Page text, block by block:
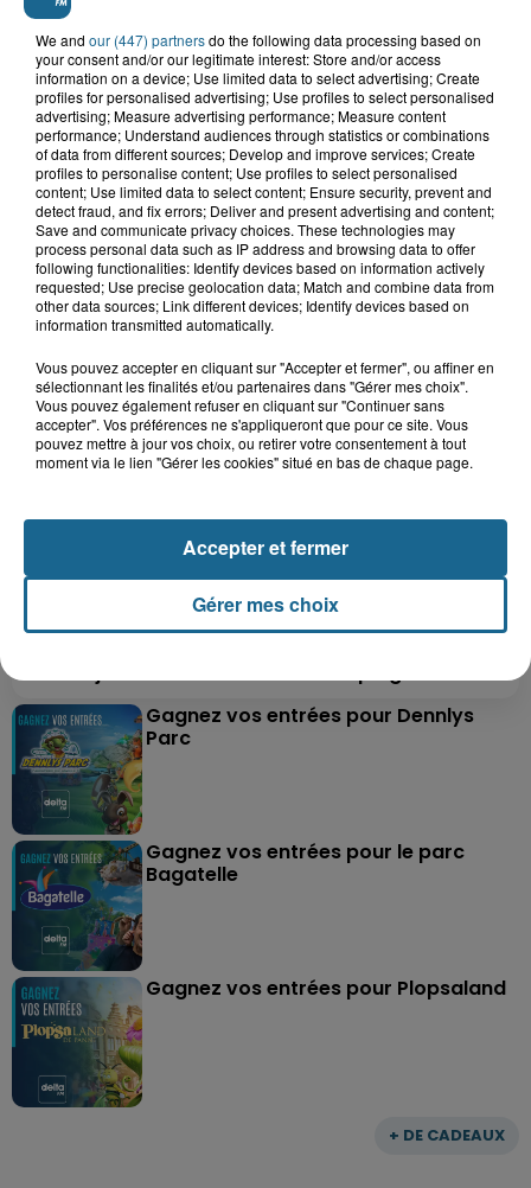
9 août 2026
Athlétisme, Boulogne-sur-Mer :
Jimmy Gressier visera le doublé 5...
A GAGNER
+ DE CADEAUX
Gagnez vos entrées pour Dennlys
Parc
Gagnez vos entrées pour le parc
Bagatelle
Gagnez vos entrées pour Plopsaland
We and our (447) partnersdo the following data processing based on
your consent and/or our legitimate interest: Store and/or access
information on a device; Use limited data to select advertising; Create
profiles for personalised advertising; Use profiles to select personalised
advertising; Measure advertising performance; Measure content
performance; Understand audiences through statistics or combinations
of data from different sources; Develop and improve services; Create
profiles to personalise content; Use profiles to select personalised
content; Use limited data to select content; Ensure security, prevent and
detect fraud, and fix errors; Deliver and present advertising and content;
Save and communicate privacy choices. These technologies may
process personal data such as IP address and browsing data to offer
following functionalities: Identify devices based on information actively
requested; Use precise geolocation data; Match and combine data from
other data sources; Link different devices; Identify devices based on
information transmitted automatically.
Vous pouvez accepter en cliquant sur "Accepter et fermer", ou affiner en
sélectionnant les finalités et/ou partenaires dans "Gérer mes choix".
Vous pouvez également refuser en cliquant sur "Continuer sans
accepter". Vos préférences ne s'appliqueront que pour ce site. Vous
pouvez mettre à jour vos choix, ou retirer votre consentement à tout
moment via le lien "Gérer les cookies" situé en bas de chaque page.
Gérer mes choix
Accepter et fermer